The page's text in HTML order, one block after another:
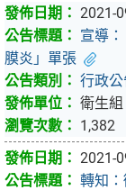
2021-
宣導
膜炎」單張
行政公
衛生組
1,382
2021-
轉知